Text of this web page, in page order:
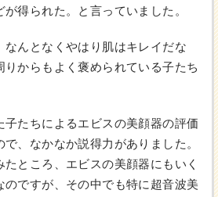
得られた。と言っていました。
なんとなくやはり肌はキレイだな
からもよく褒められている子たち
子たちによるエビスの美顔器の評価
、なかなか説得力がありました。
ところ、エビスの美顔器にもいく
のですが、その中でも特に超音波美